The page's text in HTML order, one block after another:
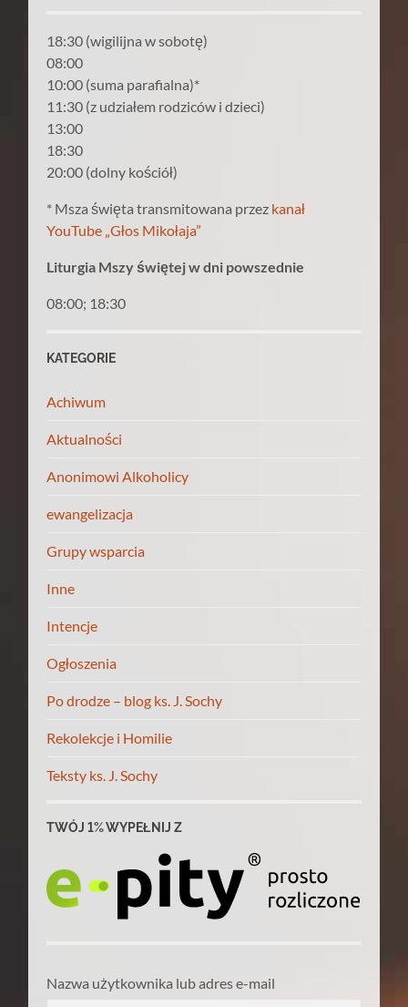
18:30 (wigilijna w sobotę)
08:00
10:00 (suma parafialna)*
11:30 (z udziałem rodziców i dzieci)
13:00
18:30
20:00 (dolny kościół)
* Msza święta transmitowana przez kanał
YouTube „Głos Mikołaja”
Liturgia Mszy świętej w dni powszednie
08:00; 18:30
KATEGORIE
Achiwum
Aktualności
Anonimowi Alkoholicy
ewangelizacja
Grupy wsparcia
Inne
Intencje
Ogłoszenia
Po drodze – blog ks. J. Sochy
Rekolekcje i Homilie
Teksty ks. J. Sochy
TWÓJ 1% WYPEŁNIJ Z
Nazwa użytkownika lub adres e-mail